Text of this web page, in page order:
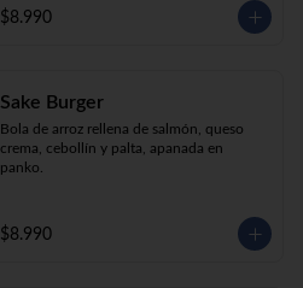
$8.990
Sake Burger
Bola de arroz rellena de salmón, queso
crema, cebollín y palta, apanada en
panko.
$8.990